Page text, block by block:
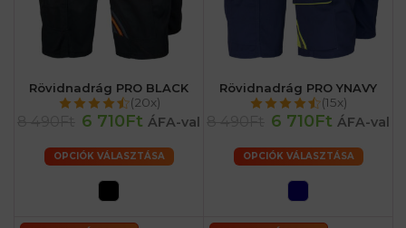
Rövidnadrág PRO BLACK
(20x)
6 710Ft ÁFA-val
OPCIÓK VÁLASZTÁSA
Rövidnadrág PRO YNAVY
(15x)
6 710Ft ÁFA-val
OPCIÓK VÁLASZTÁSA